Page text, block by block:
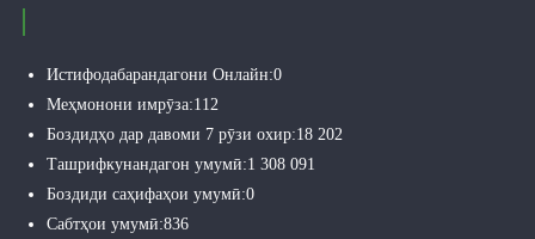
Истифодабарандагони Онлайн:0
Меҳмонони имрӯза:112
Боздидҳо дар давоми 7 рӯзи охир:18 202
Ташрифкунандагон умумӣ:1 308 091
Боздиди саҳифаҳои умумӣ:0
Сабтҳои умумӣ:836